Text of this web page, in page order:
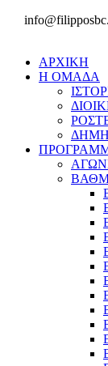
ΑΡΧΙΚΗ
Η ΟΜΑΔΑ